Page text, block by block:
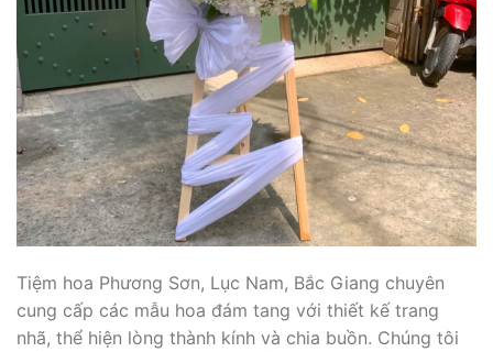
Tiệm hoa Phương Sơn, Lục Nam, Bắc Giang chuyên
cung cấp các mẫu hoa đám tang với thiết kế trang
nhã, thể hiện lòng thành kính và chia buồn. Chúng tôi